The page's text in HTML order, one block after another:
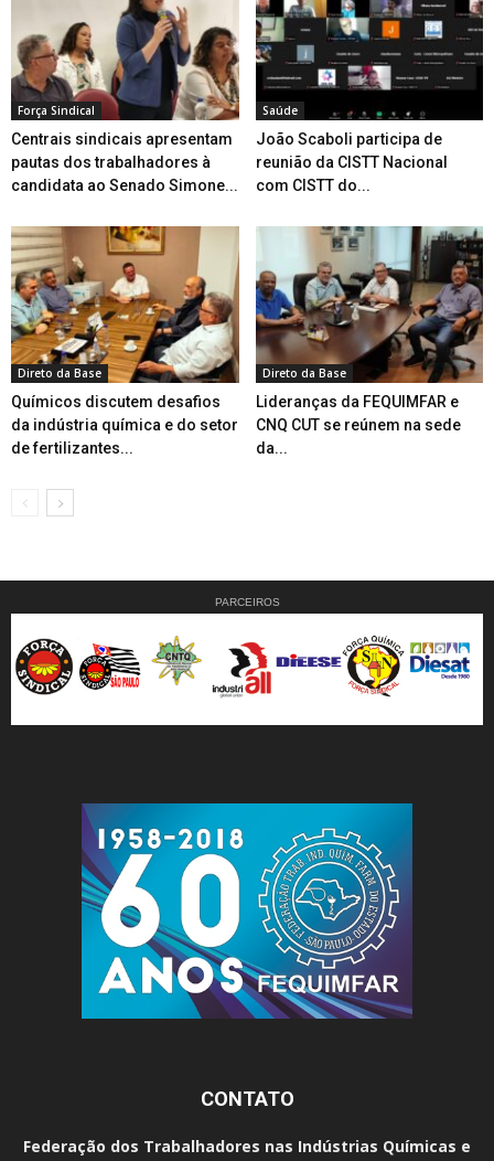
Força Sindical
Centrais sindicais apresentam
pautas dos trabalhadores à
candidata ao Senado Simone...
Saúde
João Scaboli participa de
reunião da CISTT Nacional
com CISTT do...
Direto da Base
Químicos discutem desafios
da indústria química e do setor
de fertilizantes...
Direto da Base
Lideranças da FEQUIMFAR e
CNQ CUT se reúnem na sede
da...
PARCEIROS
CONTATO
Federação dos Trabalhadores nas Indústrias Químicas e